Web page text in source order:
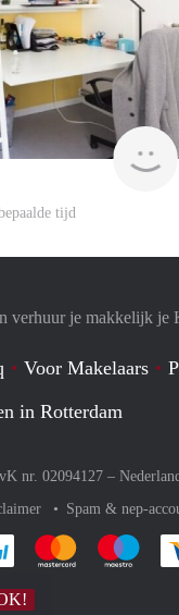
tijd
verhuur je makkelijk je
Voor Makelaars
in Rotterdam
nr. 02094127 – Nederland
Spam & nep-
Je rekent gemakkelijk af
Je rekent Je